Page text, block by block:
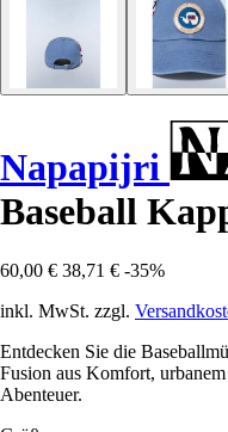
Napapijri
Baseball
60,00 € 38,71 € -35%
inkl. MwSt. zzgl.
Entdecken Sie die
Fusion aus Komfort,
Abenteuer.